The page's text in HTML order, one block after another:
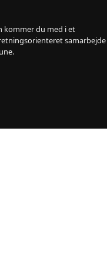
kommer du med i et
samarbejde